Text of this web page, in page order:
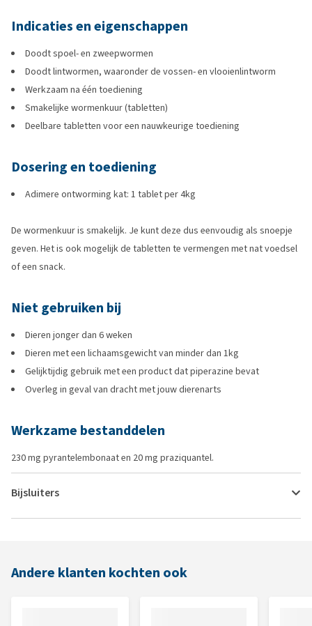
Indicaties en eigenschappen
Doodt spoel- en zweepwormen
Doodt lintwormen, waaronder de vossen- en vlooienlintworm
Werkzaam na één toediening
Smakelijke wormenkuur (tabletten)
Deelbare tabletten voor een nauwkeurige toediening
Dosering en toediening
Adimere ontworming kat: 1 tablet per 4kg
De wormenkuur is smakelijk. Je kunt deze dus eenvoudig als snoepje
geven. Het is ook mogelijk de tabletten te vermengen met nat voedsel
of een snack.
Niet gebruiken bij
Dieren jonger dan 6 weken
Dieren met een lichaamsgewicht van minder dan 1kg
Gelijktijdig gebruik met een product dat piperazine bevat
Overleg in geval van dracht met jouw dierenarts
Werkzame bestanddelen
230 mg pyrantelembonaat en 20 mg praziquantel.
Bijsluiters
Andere klanten kochten ook